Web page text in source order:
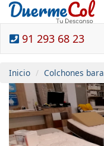
91 293 68 23
Inicio Colchones